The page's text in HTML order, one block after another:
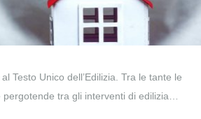
Testo Unico dell’Edilizia. Tra le tante le
pergotende tra gli interventi di edilizia…